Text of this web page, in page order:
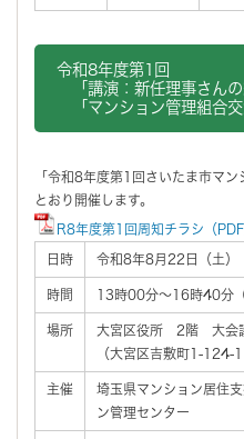
令和8年度第1回
「講演：新任理事さんの
「マンション管理組合交
「令和8年度第1回さいたま市マ
とおり開催します。
R8年度第1回周知チラシ（
日時 令和8年8月22日（土）
時間 13時00分～16時40分
場所
大宮区役所 2階 大会
（大宮区吉敷町1-124-
主催
埼玉県マンション居住
ン管理センター